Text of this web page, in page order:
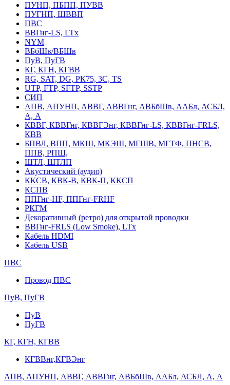
ПУНП, ПБПП, ПУВВ
ПУГНП, ШВВП
ПВС
ВВГнг-LS, LTx
NYM
ВБбШв/ВБШв
ПуВ, ПуГВ
КГ, КГН, КГВВ
RG, SAT, DG, РК75, 3С, TS
UTP, FTP, SFTP, SSTP
СИП
АПВ, АПУНП, АВВГ, АВВГнг, АВБбШв, ААБл, АСБЛ,
А, А
КВВГ, КВВГнг, КВВГЭнг, КВВГнг-LS, КВВГнг-FRLS,
КВВ
БПВЛ, ВПП, МКШ, МКЭШ, МГШВ, МГТФ, ПНСВ,
ППВ, РПШ,
ШТЛ, ШТЛП
Акустический (аудио)
ККСВ, КВК-В, КВК-П, ККСП
КСПВ
ППГнг-HF, ППГнг-FRHF
РКГМ
Декоративный (ретро) для открытой проводки
ВВГнг-FRLS (Low Smoke), LTx
Кабель HDMI
Кабель USB
ПВС
Провод ПВС
ПуВ, ПуГВ
ПуВ
ПуГВ
КГ, КГН, КГВВ
КГВВнг,КГВЭнг
АПВ, АПУНП, АВВГ, АВВГнг, АВБбШв, ААБл, АСБЛ, А, А